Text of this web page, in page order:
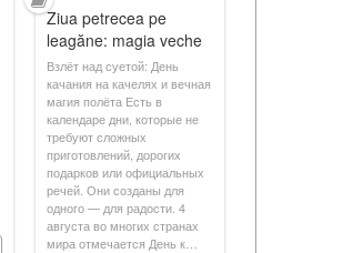
Ziua petrecea pe
leagăne: magia veche
Взлёт над суетой: День
качания на качелях и вечная
магия полёта Есть в
календаре дни, которые не
требуют сложных
приготовлений, дорогих
подарков или официальных
речей. Они созданы для
одного — для радости. 4
августа во многих странах
мира отмечается День к…